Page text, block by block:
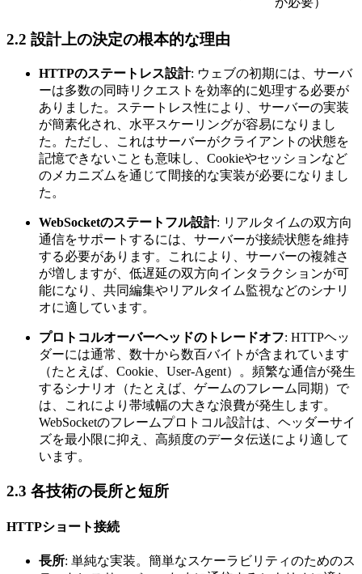
2.2 設計上の決定の根本的な理由
HTTPのステートレス設計: ウェブの初期には、サーバ
ーは多数の同時リクエストを効率的に処理する必要が
ありました。ステートレス性により、サーバーの実装
が簡素化され、水平スケーリングが容易になりまし
た。ただし、これはサーバーがクライアントの状態を
記憶できないことも意味し、Cookieやセッションなど
のメカニズムを通じて間接的な実装が必要になりまし
た。
WebSocketのステートフル設計: リアルタイムの双方向
通信をサポートするには、サーバーが接続状態を維持
する必要があります。これにより、サーバーの複雑さ
が増しますが、低遅延の双方向インタラクションが可
能になり、共同編集やリアルタイム監視などのシナリ
オに適しています。
プロトコルオーバーヘッドのトレードオフ: HTTPヘッ
ダーには通常、数十から数百バイトが含まれています
（たとえば、Cookie、User-Agent）。頻繁な通信が発生
するシナリオ（たとえば、ゲームのフレーム同期）で
は、これにより帯域幅の大きな浪費が発生します。
WebSocketのフレームプロトコル設計は、ヘッダーサイ
ズを最小限に抑え、高頻度のデータ伝送により適して
います。
2.3 各技術の長所と短所
HTTPショート接続
長所: 単純な実装。簡単なスケーラビリティのためのス